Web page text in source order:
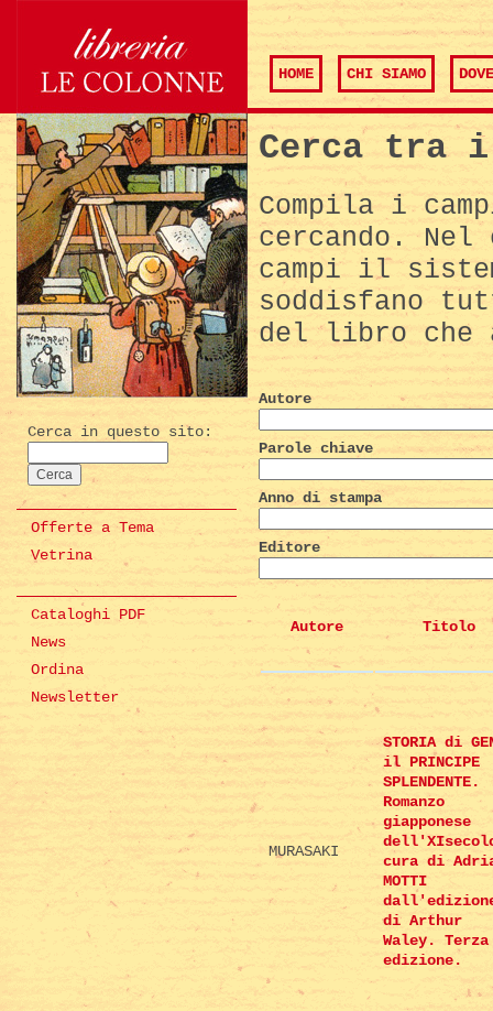
HOME CHI SIAMO
Cerca in questo sito:
Offerte a Tema
Vetrina
Cataloghi PDF
News
Ordina
Newsletter
Cerca tra
Compila i
cercando.
campi il
soddisfano
del libro che
Autore
Parole chiave
Anno di stampa
Editore
Autore Titolo
MURASAKI
STORIA di
il PRINCIPE
SPLENDENTE.
Romanzo
giapponese
cura di
MOTTI
di Arthur
Waley. Terza
edizione.